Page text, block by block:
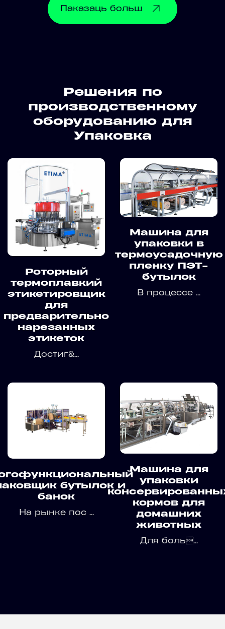
Паказаць больш
Решения по
производственному
оборудованию для
Упаковка
Роторный
термоплавкий
этикетировщик
для
предварительно
нарезанных
этикеток
Достиг&...
Машина для
упаковки в
термоусадочную
пленку ПЭТ-
бутылок
В процессе ...
бутылок и
банок
На рынке пос ...
Машина для
упаковки
кормов для
домашних
животных
Для боль...